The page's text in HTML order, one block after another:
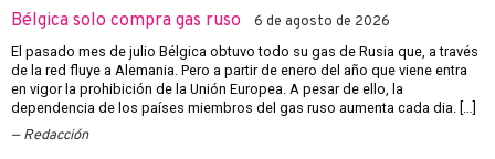
Bélgica solo compra gas ruso 6 de agosto de 2026
El pasado mes de julio Bélgica obtuvo todo su gas de Rusia que, a través
de la red fluye a Alemania. Pero a partir de enero del año que viene entra
en vigor la prohibición de la Unión Europea. A pesar de ello, la
dependencia de los países miembros del gas ruso aumenta cada dia. […]
Redacción